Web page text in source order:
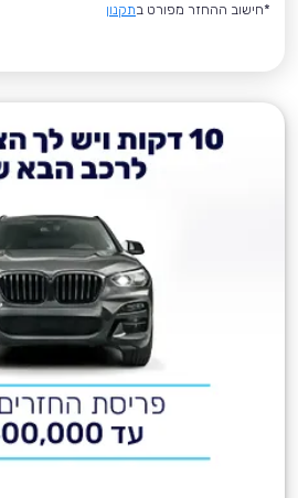
*חישוב ההחזר מפורט בתקנון